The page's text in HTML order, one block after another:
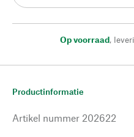
Op voorraad,
Productinformatie
Artikel nummer 202622